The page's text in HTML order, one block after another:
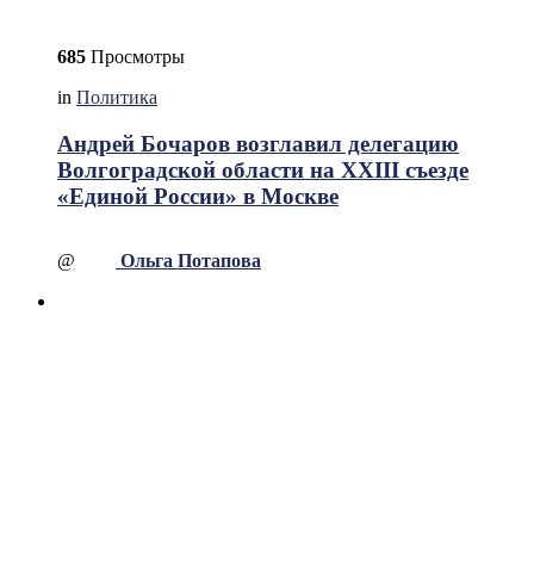
685 Просмотры
in Политика
Андрей Бочаров возглавил делегацию
Волгоградской области на XXIII съезде
«Единой России» в Москве
@ Ольга Потапова